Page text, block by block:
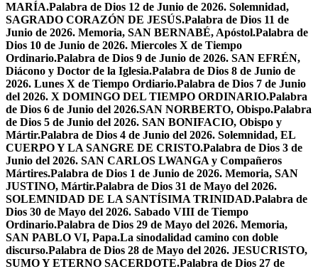
MARÍA.Palabra de Dios 12 de Junio de 2026. Solemnidad,
SAGRADO CORAZÓN DE JESÚS.Palabra de Dios 11 de
Junio de 2026. Memoria, SAN BERNABÉ, Apóstol.Palabra de
Dios 10 de Junio de 2026. Miercoles X de Tiempo
Ordinario.Palabra de Dios 9 de Junio de 2026. SAN EFRÉN,
Diácono y Doctor de la Iglesia.Palabra de Dios 8 de Junio de
2026. Lunes X de Tiempo Ordiario.Palabra de Dios 7 de Junio
del 2026. X DOMINGO DEL TIEMPO ORDINARIO.Palabra
de Dios 6 de Junio del 2026.SAN NORBERTO, Obispo.Palabra
de Dios 5 de Junio del 2026. SAN BONIFACIO, Obispo y
Mártir.Palabra de Dios 4 de Junio del 2026. Solemnidad, EL
CUERPO Y LA SANGRE DE CRISTO.Palabra de Dios 3 de
Junio del 2026. SAN CARLOS LWANGA y Compañeros
Mártires.Palabra de Dios 1 de Junio de 2026. Memoria, SAN
JUSTINO, Mártir.Palabra de Dios 31 de Mayo del 2026.
SOLEMNIDAD DE LA SANTÍSIMA TRINIDAD.Palabra de
Dios 30 de Mayo del 2026. Sabado VIII de Tiempo
Ordinario.Palabra de Dios 29 de Mayo del 2026. Memoria,
SAN PABLO VI, Papa.La sinodalidad camino con doble
discurso.Palabra de Dios 28 de Mayo del 2026. JESUCRISTO,
SUMO Y ETERNO SACERDOTE.Palabra de Dios 27 de